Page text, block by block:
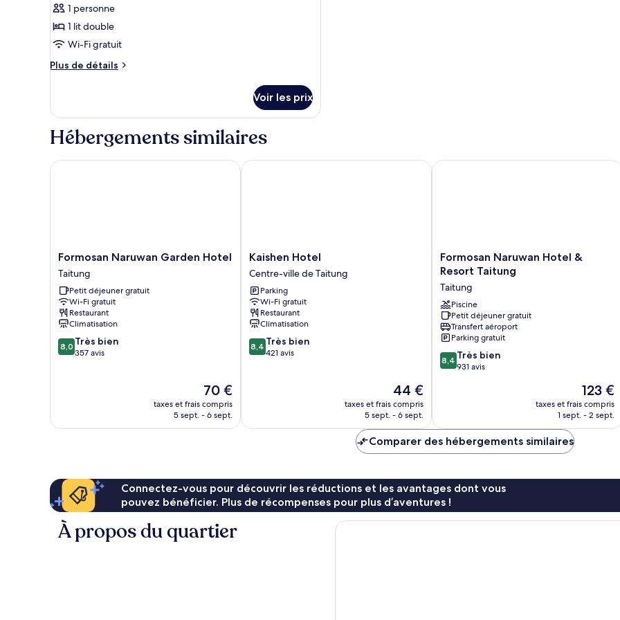
fumeurs
pour
ce
type
chambre :
lit
1 personne
1 lit double
Wi-Fi gratuit
Plus de détails
Plus
le
type
de
Chambre
Voir les prix
Hébergements similaires
Formosan
Naruwan
Garden
Hotel
Taitung
Formosan Naruwan Garden Hotel
Taitung
Petit déjeuner gratuit
Wi-Fi gratuit
Restaurant
Climatisation
8.0
sur
8,0 Très bien
357 avis
Le
nouveau
prix
70 €
taxes et frais compris
5 sept. - 6 sept.
Formosan Naruwan Garden Hotel
Kaishen
Hotel
Centre-
ville
de
Taitung
Kaishen Hotel
Centre-ville de Taitung
Parking
Wi-Fi gratuit
Restaurant
Climatisation
8.4
sur
8,4 Très bien
421 avis
Le
nouveau
prix
de
44 €
44 €
taxes et frais compris
5 sept. - 6 sept.
Kaishen Hotel
Formosan
Naruwan
&
Resort
Taitung
Taitung
Formosan Naruwan Hotel &
Resort Taitung
Taitung
Piscine
Petit déjeuner gratuit
Transfert aéroport
Parking gratuit
8.4
sur
8,4 Très bien
931 avis
Le
nouveau
prix
123 €
taxes et frais compris
1 sept. - 2 sept.
Formosan Naruwan Hotel & Resort
Comparer des hébergements similaires
Connectez-vous pour découvrir les réductions et les avantages dont vous
pouvez bénéficier. Plus de récompenses pour plus d’aventures !
À propos du quartier